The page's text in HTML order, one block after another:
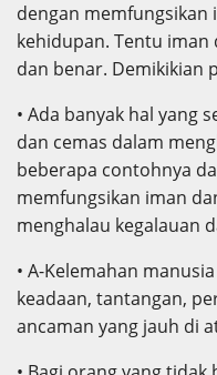
dengan memfungsikan
kehidupan. Tentu iman
dan benar. Demikikian
• Ada banyak hal yang
dan cemas dalam
beberapa contohnya
memfungsikan iman
menghalau kegalauan
• A-Kelemahan
keadaan, tantangan,
ancaman yang jauh di